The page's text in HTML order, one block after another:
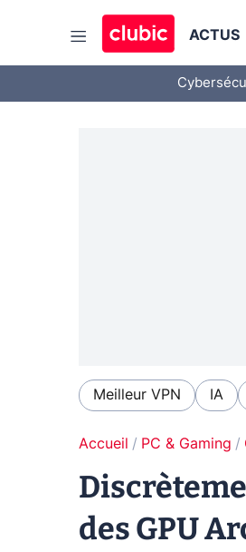
ACTUS
Meilleur VPN IA
Accueil PC & Gaming
des GPU